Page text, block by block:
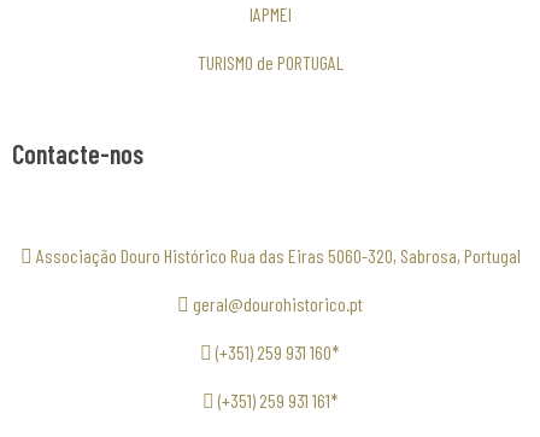
IAPMEI
TURISMO de PORTUGAL
Contacte-nos
Associação Douro Histórico Rua das Eiras 5060-320, Sabrosa, Portugal
geral@dourohistorico.pt
(+351) 259 931 160*
(+351) 259 931 161*